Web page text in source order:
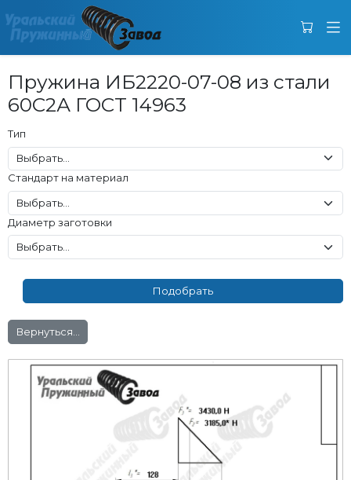
Пружина ИБ2220-07-08 из стали
60С2А ГОСТ 14963
Тип
Стандарт на материал
Диаметр заготовки
Вернуться...